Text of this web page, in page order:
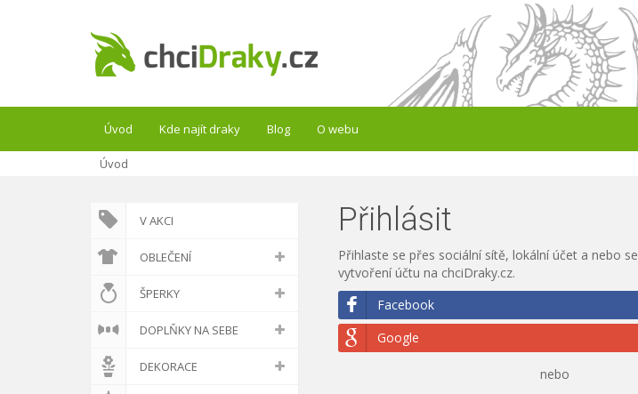
Úvod Kde najít draky Blog O webu
Úvod
V AKCI
OBLEČENÍ
ŠPERKY
DOPLŇKY NA SEBE
DEKORACE
Přihlásit
Přihlaste se přes sociální sítě, lokální účet a nebo se
vytvoření účtu na chciDraky.cz.
Facebook
Google
nebo